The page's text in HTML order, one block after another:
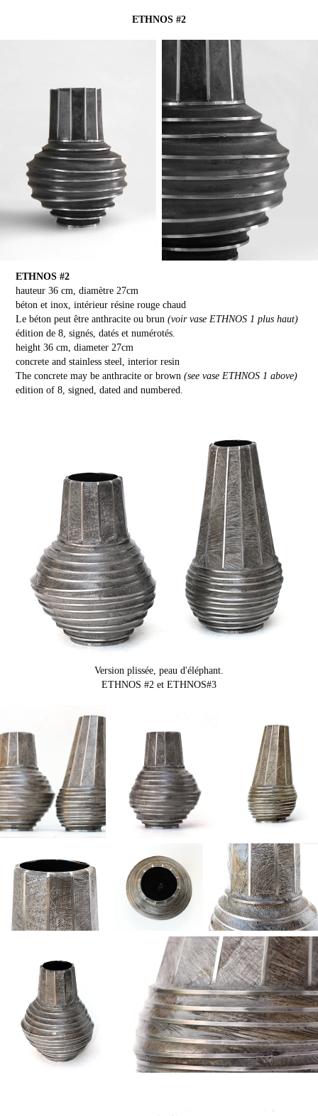
ETHNOS #2
ETHNOS #2
hauteur 36 cm, diamètre 27cm
béton et inox, intérieur résine rouge chaud
Le béton peut être anthracite ou brun(voir vase ETHNOS 1 plus haut)
édition de 8, signés, datés et numérotés.
height 36 cm, diameter 27cm
concrete and stainless steel, interior resin
The concrete may be anthracite or brown(see vase ETHNOS 1 above)
edition of 8, signed, dated and numbered.
Version plissée, peau d'éléphant.
ETHNOS #2 et ETHNOS#3